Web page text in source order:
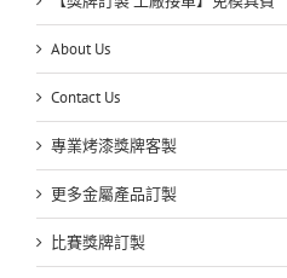
About Us
Contact Us
專業烤漆獎牌客製
更多金屬產品訂製
比賽獎牌訂製